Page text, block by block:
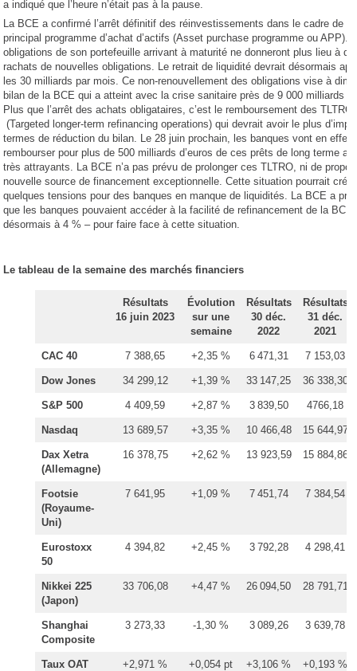
a indiqué que l’heure n’était pas à la pause.
La BCE a confirmé l’arrêt définitif des réinvestissements dans le cadre de
principal programme d’achat d’actifs (Asset purchase programme ou APP).
obligations de son portefeuille arrivant à maturité ne donneront plus lieu à
rachats de nouvelles obligations. Le retrait de liquidité devrait désormais
les 30 milliards par mois. Ce non-renouvellement des obligations vise à
bilan de la BCE qui a atteint avec la crise sanitaire près de 9 000 milliards
Plus que l’arrêt des achats obligataires, c’est le remboursement des TLTRO
(Targeted longer-term refinancing operations) qui devrait avoir le plus
termes de réduction du bilan. Le 28 juin prochain, les banques vont en effet
rembourser pour plus de 500 milliards d’euros de ces prêts de long terme
très attrayants. La BCE n’a pas prévu de prolonger ces TLTRO, ni de
nouvelle source de financement exceptionnelle. Cette situation pourrait créer
quelques tensions pour des banques en manque de liquidités. La BCE a
que les banques pouvaient accéder à la facilité de refinancement de la BCE
désormais à 4 % – pour faire face à cette situation.
Le tableau de la semaine des marchés financiers
Résultats
16 juin 2023
Évolution
sur une
semaine
Résultats
30 déc.
2022
Résultats
31 déc.
2021
CAC 40 7 388,65 +2,35 % 6 471,31 7 153,03
Dow Jones 34 299,12 +1,39 % 33 147,25 36 338,30
S&P 500 4 409,59 +2,87 % 3 839,50 4766,18
Nasdaq 13 689,57 +3,35 % 10 466,48 15 644,97
Dax Xetra
(Allemagne)
16 378,75 +2,62 % 13 923,59 15 884,86
Footsie
(Royaume-
Uni)
7 641,95 +1,09 % 7 451,74 7 384,54
Eurostoxx
50
4 394,82 +2,45 % 3 792,28 4 298,41
Nikkei 225
(Japon)
33 706,08 +4,47 % 26 094,50 28 791,71
Shanghai
Composite
3 273,33 -1,30 % 3 089,26 3 639,78
Taux OAT
+2,971 % +0,054 pt +3,106 % +0,193 %